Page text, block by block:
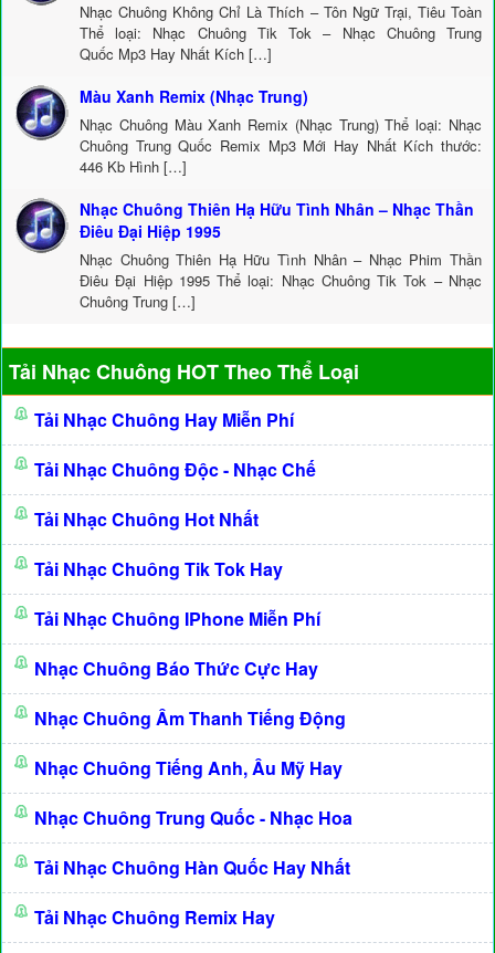
Nhạc Chuông Không Chỉ Là Thích – Tôn Ngữ Trại, Tiêu Toàn
Thể loại: Nhạc Chuông Tik Tok – Nhạc Chuông Trung
Quốc Mp3 Hay Nhất Kích […]
Màu Xanh Remix (Nhạc Trung)
Nhạc Chuông Màu Xanh Remix (Nhạc Trung) Thể loại: Nhạc
Chuông Trung Quốc Remix Mp3 Mới Hay Nhất Kích thước:
446 Kb Hình […]
Nhạc Chuông Thiên Hạ Hữu Tình Nhân – Nhạc Thần
Điêu Đại Hiệp 1995
Nhạc Chuông Thiên Hạ Hữu Tình Nhân – Nhạc Phim Thần
Điêu Đại Hiệp 1995 Thể loại: Nhạc Chuông Tik Tok – Nhạc
Chuông Trung […]
Tải Nhạc Chuông HOT Theo Thể Loại
Tải Nhạc Chuông Hay Miễn Phí
Tải Nhạc Chuông Độc - Nhạc Chế
Tải Nhạc Chuông Hot Nhất
Tải Nhạc Chuông Tik Tok Hay
Tải Nhạc Chuông IPhone Miễn Phí
Nhạc Chuông Báo Thức Cực Hay
Nhạc Chuông Âm Thanh Tiếng Động
Nhạc Chuông Tiếng Anh, Âu Mỹ Hay
Nhạc Chuông Trung Quốc - Nhạc Hoa
Tải Nhạc Chuông Hàn Quốc Hay Nhất
Tải Nhạc Chuông Remix Hay